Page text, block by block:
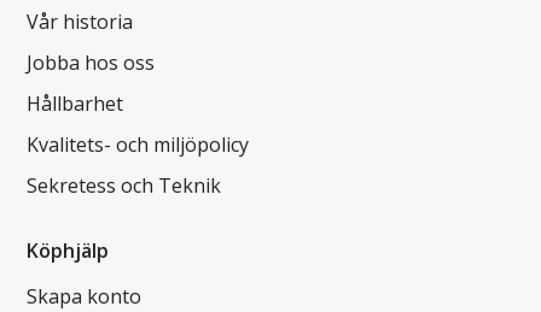
Vår historia
Jobba hos oss
Hållbarhet
Kvalitets- och miljöpolicy
Sekretess och Teknik
Köphjälp
Skapa konto